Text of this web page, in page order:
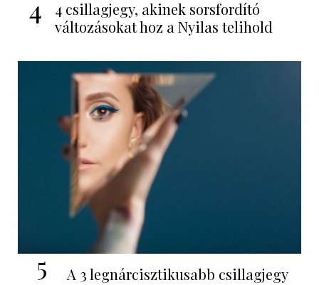
4
4 csillagjegy, akinek sorsfordító
változásokat hoz a Nyilas telihold
5 A 3 legnárcisztikusabb csillagjegy